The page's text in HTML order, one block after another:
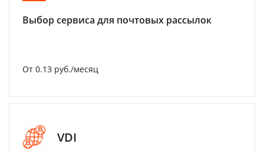
Выбор сервиса для почтовых рассылок
От 0.13 руб./месяц
VDI